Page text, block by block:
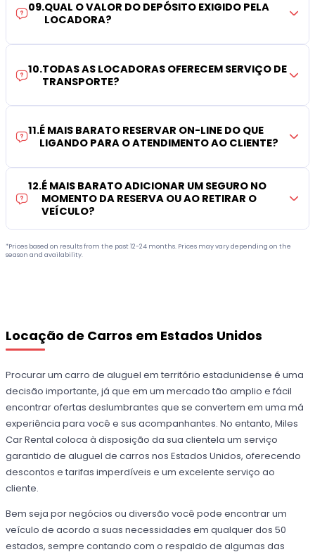
09.QUAL O VALOR DO DEPÓSITO EXIGIDO PELA
LOCADORA?
10.TODAS AS LOCADORAS OFERECEM SERVIÇO DE
TRANSPORTE?
11.É MAIS BARATO RESERVAR ON-LINE DO QUE
LIGANDO PARA O ATENDIMENTO AO CLIENTE?
12.É MAIS BARATO ADICIONAR UM SEGURO NO
MOMENTO DA RESERVA OU AO RETIRAR O
VEÍCULO?
*Prices based on results from the past 12-24 months. Prices may vary depending on the
season and availability.
Locação de Carros em Estados Unidos
Procurar um carro de aluguel em território estadunidense é uma
decisão importante, já que em um mercado tão amplio e fácil
encontrar ofertas deslumbrantes que se convertem em uma má
experiência para você e sus acompanhantes. No entanto, Miles
Car Rental coloca à disposição da sua clientela um serviço
garantido de aluguel de carros nos Estados Unidos, oferecendo
descontos e tarifas imperdíveis e um excelente serviço ao
cliente.
Bem seja por negócios ou diversão você pode encontrar um
veículo de acordo a suas necessidades em qualquer dos 50
estados, sempre contando com o respaldo de algumas das